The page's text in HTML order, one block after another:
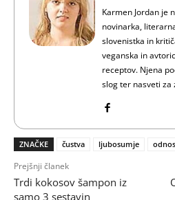
Karmen Jordan je
novinarka,
slovenistka in
veganska in
receptov. Njena
slog ter nasveti za
ZNAČKE čustva ljubosumje
Prejšnji članek
Trdi kokosov šampon iz
samo 3 sestavin